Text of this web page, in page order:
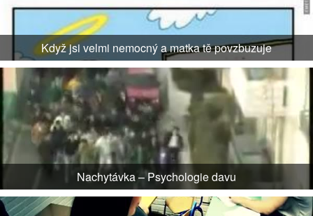
Když jsi velmi nemocný a matka tě povzbuzuje
Nachytávka – Psychologie davu